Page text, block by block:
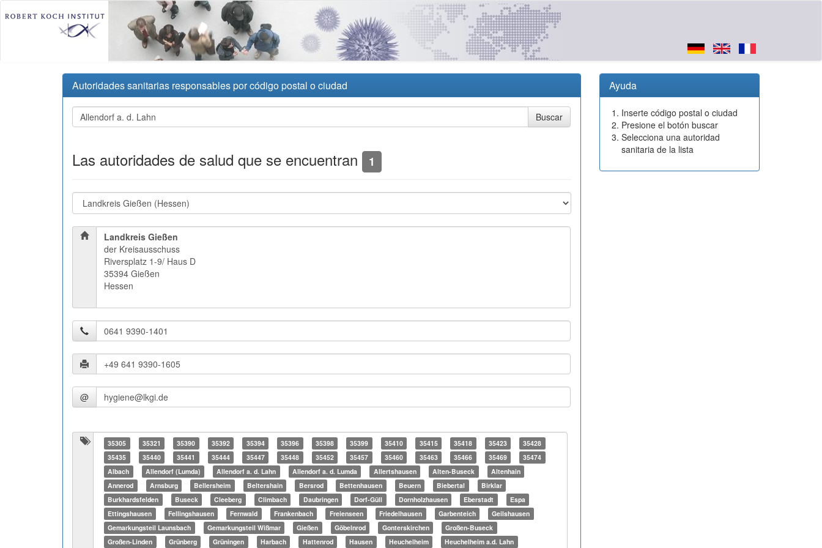
Autoridades sanitarias responsables por código postal o ciudad
Las autoridades de salud que se encuentran 1
Landkreis Gießen
der Kreisausschuss
Riversplatz 1-9/ Haus D
35394 Gießen
Hessen
@
35305 35321 35390 35392 35394 35396 35398 35399 35410 35415 35418 35423
35428
35435
35440 35441 35444 35447 35448 35452 35457 35460 35463 35466 35469
35474
Albach
Allendorf (Lumda) Allendorf a. d. Lahn Allendorf a. d. Lumda Allertshausen Alten-Buseck
Altenhain
Annerod
Arnsburg Bellersheim Beltershain Bersrod Bettenhausen Beuern Biebertal
Birklar
Burkhardsfelden
Buseck Cleeberg Climbach Daubringen Dorf-Güll Dornholzhausen Eberstadt
Espa
Ettingshausen
Fellingshausen Fernwald Frankenbach Freienseen Friedelhausen Garbenteich
Geilshausen
Gemarkungsteil Launsbach
Gemarkungsteil Wißmar Gießen Göbelnrod Gonterskirchen
Großen-Buseck
Großen-Linden
Grünberg Grüningen Harbach Hattenrod Hausen Heuchelheim Heuchelheim a.d. Lahn
Ayuda
Inserte código postal o ciudad
Presione el botón buscar
Selecciona una autoridad
sanitaria de la lista